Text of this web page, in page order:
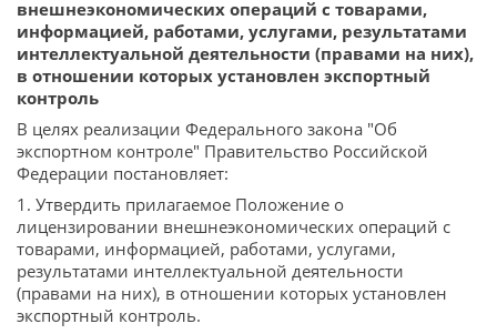
внешнеэкономических операций с товарами,
информацией, работами, услугами, результатами
интеллектуальной деятельности (правами на них),
в отношении которых установлен экспортный
контроль
В целях реализации Федерального закона "Об
экспортном контроле" Правительство Российской
Федерации постановляет:
1. Утвердить прилагаемое Положение о
лицензировании внешнеэкономических операций с
товарами, информацией, работами, услугами,
результатами интеллектуальной деятельности
(правами на них), в отношении которых установлен
экспортный контроль.